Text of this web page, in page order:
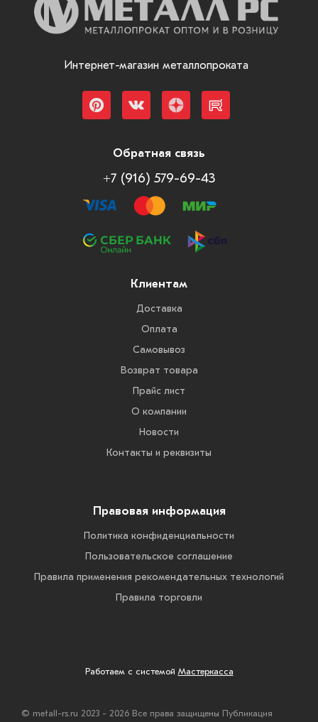
Интернет-магазин металлопроката
Обратная связь
+7 (916) 579-69-43
Клиентам
Доставка
Оплата
Самовывоз
Возврат товара
Прайс лист
О компании
Новости
Контакты и реквизиты
Правовая информация
Политика конфиденциальности
Пользовательское соглашение
Правила применения рекомендательных технологий
Правила торговли
Работаем с системой Мастеркасса
© metall-rs.ru 2023 - 2026 Все права защищены Публикация